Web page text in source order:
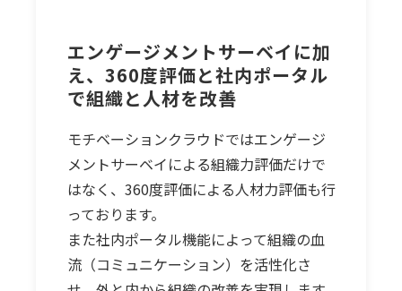
エンゲージメントサーベイに加
え、360度評価と社内ポータル
で組織と人材を改善
モチベーションクラウドではエンゲージ
メントサーベイによる組織力評価だけで
はなく、360度評価による人材力評価も行
っております。
また社内ポータル機能によって組織の血
流（コミュニケーション）を活性化さ